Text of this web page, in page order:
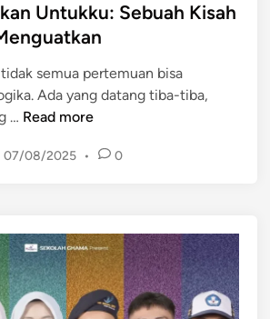
Untukku: Sebuah Kisah
semua pertemuan bisa
Ada yang datang tiba-tiba,
… K
u
a
k
d
i
Read more
07/08/2025 • 0